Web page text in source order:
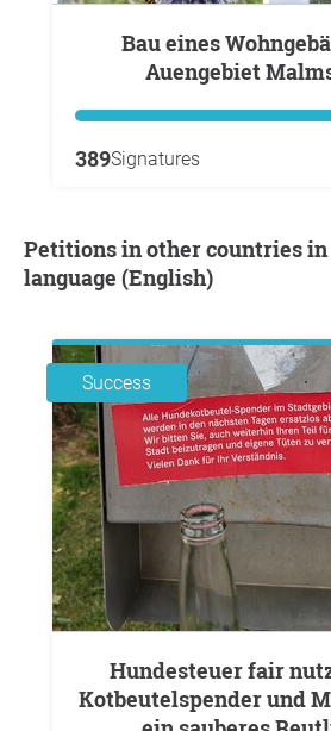
Bau eines Wohngebäudes im
Auengebiet
389Signatures
Petitions in other countries in the national
language (English)
Success
Hundesteuer fair nutzen: Mehr
Kotbeutelspender und